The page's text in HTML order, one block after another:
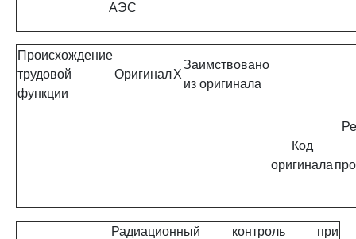
АЭС
Происхождение
трудовой
функции
ОригиналX
Заимствовано
из оригинала
Код
оригинала
Радиационный контроль при